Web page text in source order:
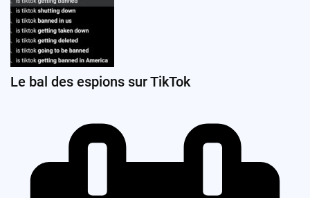
Le bal des espions sur TikTok